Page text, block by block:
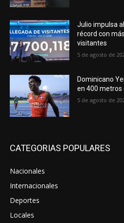
Julio impulsa
récord con
visitantes
5 de agosto de
Dominicano
en 400 metros
5 de agosto de
CATEGORIAS POPULARES
Nacionales
Internacionales
Deportes
Locales